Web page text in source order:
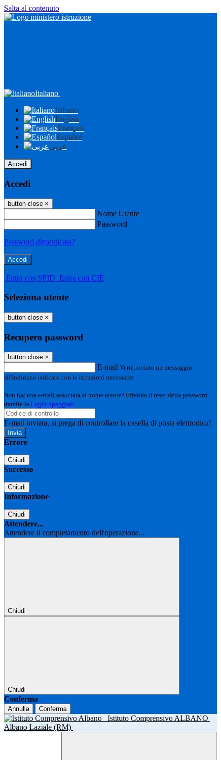
Salta al contenuto
Italiano
Italiano
English
Français
Español
عربى
Accedi
Accedi
button close ×
Nome Utente
Password
Password dimenticata?
-
Entra con SPID Entra con CIE
Seleziona utente
button close ×
Recupero password
button close ×
E-mail Verrà inviato un messaggio
all'indirizzo indicato con le istruzioni necessarie.
Non hai una e-mail associata al nome utente? Effettua il reset della password
tramite la Login Spaggiari
E-mail inviata, si prega di controllare la casella di posta elettronica!
Errore
Chiudi
Successo
Chiudi
Informazione
Chiudi
Attendere...
Attendere il completamento dell'operazione...
Chiudi
Chiudi
Conferma
Annulla Conferma
Istituto Comprensivo ALBANO
Albano Laziale (RM)